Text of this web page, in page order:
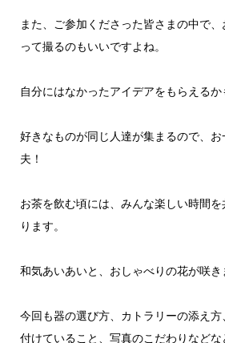
また、ご参加くださった皆さまの中で
って撮るのもいいですよね。
自分にはなかったアイデアをもらえるか
好きなものが同じ人達が集まるので、
夫！
お茶を飲む頃には、みんな楽しい時間
ります。
和気あいあいと、おしゃべりの花が咲き
今回も器の選び方、カトラリーの添え
付けていること、写真のこだわりなどな